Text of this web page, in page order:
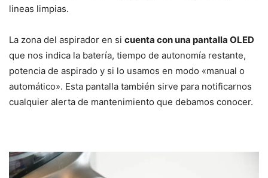
lineas limpias.
La zona del aspirador en si cuenta con una pantalla OLED
que nos indica la batería, tiempo de autonomía restante,
potencia de aspirado y si lo usamos en modo «manual o
automático». Esta pantalla también sirve para notificarnos
cualquier alerta de mantenimiento que debamos conocer.